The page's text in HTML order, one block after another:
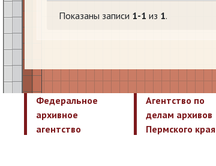
Показаны записи 1-1 из 1.
Федеральное
архивное
агентство
Агентство по
делам архивов
Пермского края